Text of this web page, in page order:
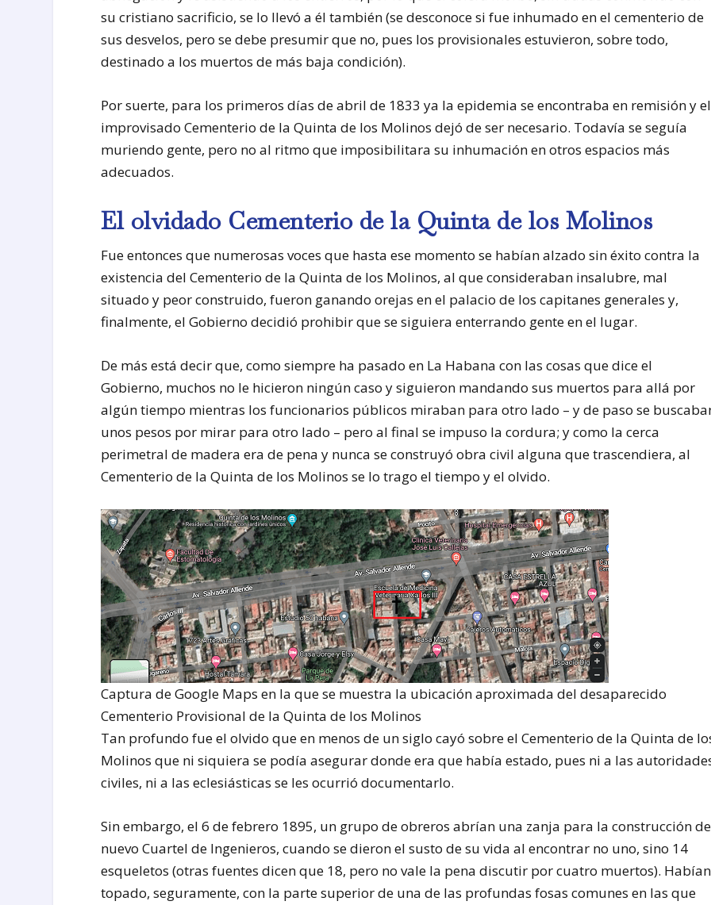
su cristiano sacrificio, se lo llevó a él también (se desconoce si fue inhumado en el cementerio de
sus desvelos, pero se debe presumir que no, pues los provisionales estuvieron, sobre todo,
destinado a los muertos de más baja condición).
Por suerte, para los primeros días de abril de 1833 ya la epidemia se encontraba en remisión y el
improvisado Cementerio de la Quinta de los Molinos dejó de ser necesario. Todavía se seguía
muriendo gente, pero no al ritmo que imposibilitara su inhumación en otros espacios más
adecuados.
El olvidado Cementerio de la Quinta de los Molinos
Fue entonces que numerosas voces que hasta ese momento se habían alzado sin éxito contra la
existencia del Cementerio de la Quinta de los Molinos, al que consideraban insalubre, mal
situado y peor construido, fueron ganando orejas en el palacio de los capitanes generales y,
finalmente, el Gobierno decidió prohibir que se siguiera enterrando gente en el lugar.
De más está decir que, como siempre ha pasado en La Habana con las cosas que dice el
Gobierno, muchos no le hicieron ningún caso y siguieron mandando sus muertos para allá por
algún tiempo mientras los funcionarios públicos miraban para otro lado – y de paso se
unos pesos por mirar para otro lado – pero al final se impuso la cordura; y como la cerca
perimetral de madera era de pena y nunca se construyó obra civil alguna que trascendiera, al
Cementerio de la Quinta de los Molinos se lo trago el tiempo y el olvido.
Captura de Google Maps en la que se muestra la ubicación aproximada del desaparecido
Cementerio Provisional de la Quinta de los Molinos
Tan profundo fue el olvido que en menos de un siglo cayó sobre el Cementerio de la Quinta de
Molinos que ni siquiera se podía asegurar donde era que había estado, pues ni a las
civiles, ni a las eclesiásticas se les ocurrió documentarlo.
Sin embargo, el 6 de febrero 1895, un grupo de obreros abrían una zanja para la construcción
nuevo Cuartel de Ingenieros, cuando se dieron el susto de su vida al encontrar no uno, sino 14
esqueletos (otras fuentes dicen que 18, pero no vale la pena discutir por cuatro muertos). Habían
topado, seguramente, con la parte superior de una de las profundas fosas comunes en las que